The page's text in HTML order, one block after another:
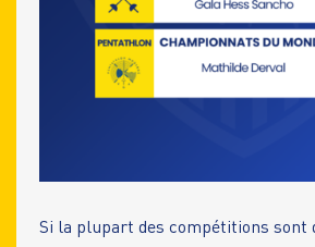
Si la plupart des compétitions sont